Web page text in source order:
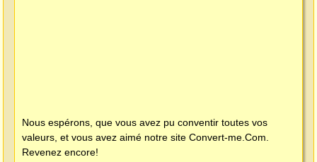
Nous espérons, que vous avez pu conventir toutes vos
valeurs, et vous avez aimé notre site Convert-me.Com
Revenez encore!